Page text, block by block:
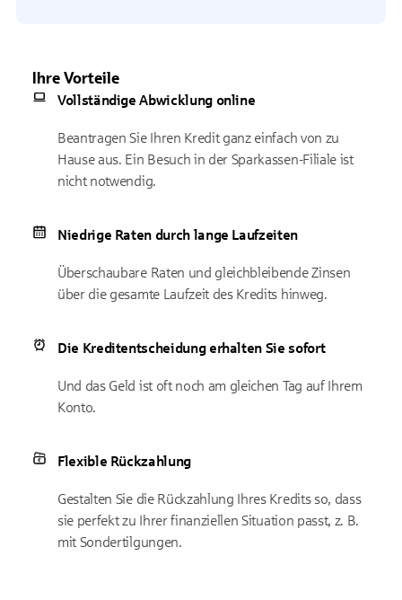
Ihre Vorteile
Vollständige Abwicklung online
Beantragen Sie Ihren Kredit ganz einfach von zu
Hause aus. Ein Besuch in der Sparkassen-Filiale ist
nicht notwendig.
Niedrige Raten durch lange Laufzeiten
Überschaubare Raten und gleichbleibende Zinsen
über die gesamte Laufzeit des Kredits hinweg.
Die Kreditentscheidung erhalten Sie sofort
Und das Geld ist oft noch am gleichen Tag auf Ihrem
Konto.
Flexible Rückzahlung
Gestalten Sie die Rückzahlung Ihres Kredits so, dass
sie perfekt zu Ihrer finanziellen Situation passt, z. B.
mit Sondertilgungen.